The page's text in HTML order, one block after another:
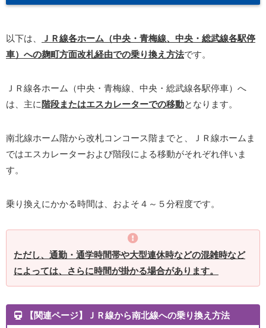
以下は、
ＪＲ線各ホーム（中央・青梅線、中央・総武線各駅停
車）への麹町方面改札経由での乗り換え方法です。
ＪＲ線各ホーム（中央・青梅線、中央・総武線各駅停車）へ
は、主に 階段またはエスカレーターでの移動となります。
南北線ホーム階から改札コンコース階までと、ＪＲ線ホームま
ではエスカレーターおよび階段による移動がそれぞれ伴いま
す。
乗り換えにかかる時間は、およそ４～５分程度です。
ただし、通勤・通学時間帯や大型連休時などの混雑時など
によっては、さらに時間が掛かる場合があります。
【関連ページ】ＪＲ線から南北線への乗り換え方法